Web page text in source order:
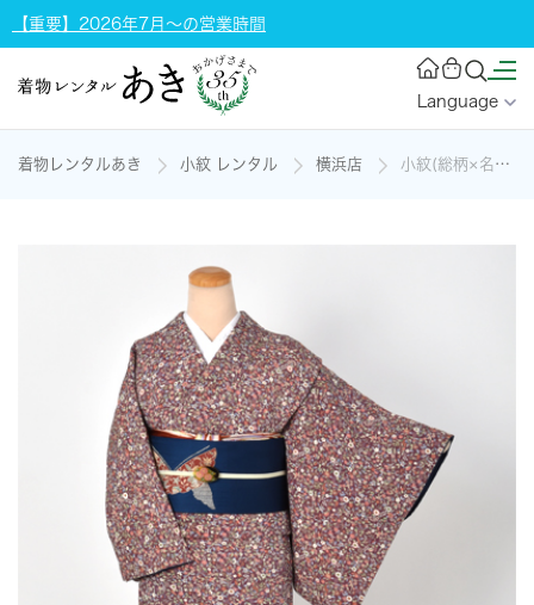
【重要】2026年7月～の営業時間
Language
着物レンタルあき 小紋 レンタル 横浜店 小紋(総柄×名古屋帯)の着物レンタル